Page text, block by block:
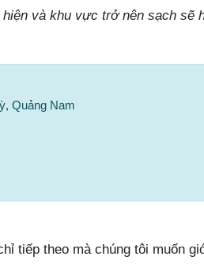
và khu vực trở nên sạch sẽ
Quảng Nam
tiếp theo mà chúng tôi muốn